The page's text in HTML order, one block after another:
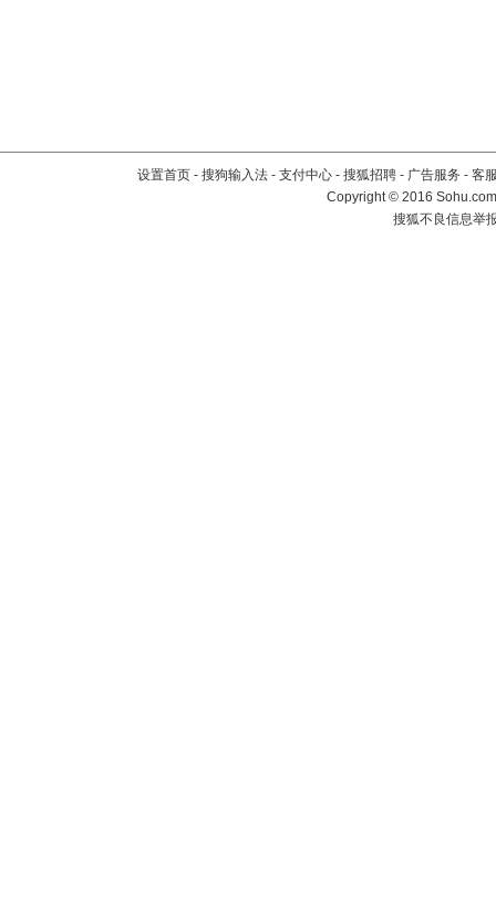
设置首页 - 搜狗输入法 - 支付中心 - 搜狐招聘 - 广告服务 - 客
Copyright©2016
搜狐不良信息举